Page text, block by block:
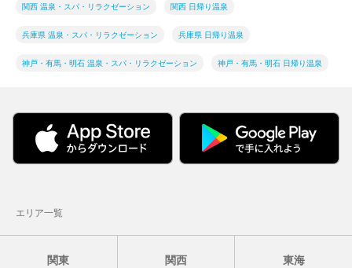
関西 温泉・スパ・リラクゼーション 関西 日帰り温泉
兵庫県 温泉・スパ・リラクゼーション 兵庫県 日帰り温泉
神戸・有馬・明石 温泉・スパ・リラクゼーション 神戸・有馬・明石 日帰り温泉
エリア一覧
関東 関西 東海